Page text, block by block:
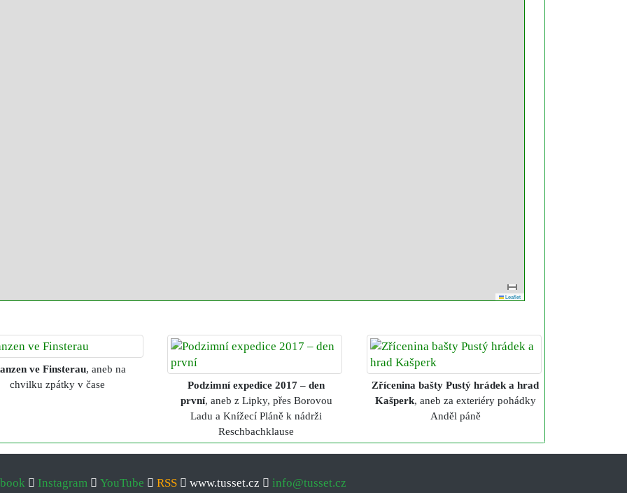
Leaflet
ve Finsterau, aneb na
chvilku zpátky v čase
Podzimní expedice 2017 – den
první, aneb z Lipky, přes Borovou
Ladu a Knížecí Pláně k nádrži
Reschbachklause
Zřícenina bašty Pustý hrádek a hrad
Kašperk, aneb za exteriéry pohádky
Anděl páně
Instagram YouTube RSS www.tusset.cz info@tusset.cz